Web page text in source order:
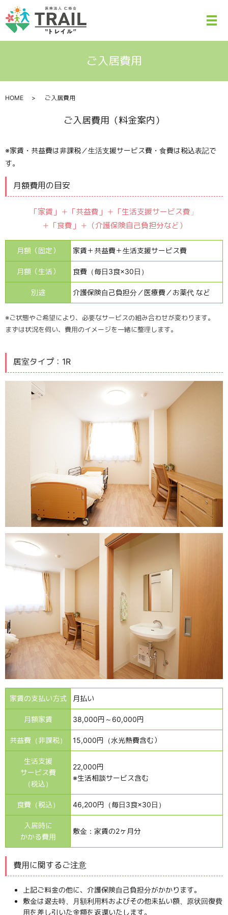
ご入居費用
HOME ご入居費用
ご入居費用（料金案内）
※家賃・共益費は非課税／生活支援サービス費・食費は税込表記で
す。
月額費用の目安
「家賃」＋「共益費」＋「生活支援サービス費」
＋「食費」＋ （介護保険自己負担分など）
月額（固定） 家賃＋共益費＋生活支援サービス費
月額（生活） 食費（毎日3食×30日）
別途 介護保険自己負担分／医療費／お薬代 など
※ご状態やご希望により、必要なサービスの組み合わせが変わります。
まずは状況を伺い、費用のイメージを一緒に整理します。
居室タイプ：1R
家賃の支払い方式 月払い
月額家賃 38,000円～60,000円
共益費 （非課税） 15,000円（水光熱費含む）
生活支援
サービス費
（税込）
22,000円
※生活相談サービス含む
食費（税込） 46,200円 （毎日3食×30日）
入居時に
かかる費用
敷金：家賃の2ヶ月分
費用に関するご注意
上記ご料金の他に、介護保険自己負担分がかかります。
敷金は退去時、月額利用料およびその他未払い額、原状回復費
用を差し引いた金額を返還いたします。